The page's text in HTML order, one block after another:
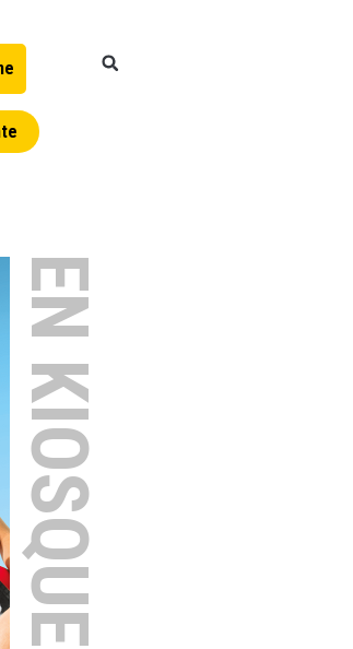
EN KIOSQUE